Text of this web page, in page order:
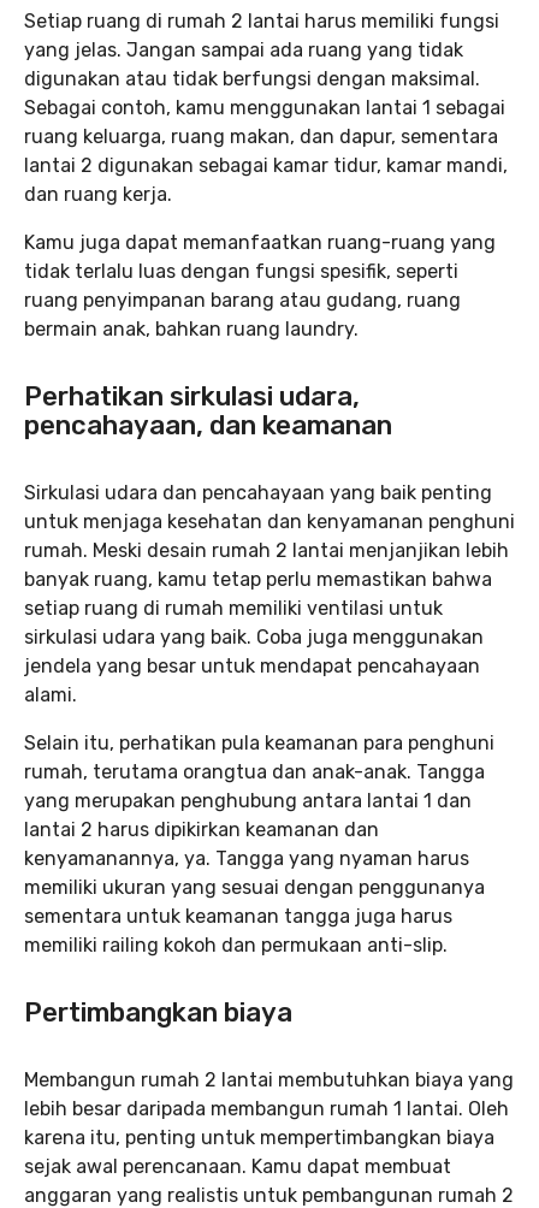
Setiap ruang di rumah 2 lantai harus memiliki fungsi
yang jelas. Jangan sampai ada ruang yang tidak
digunakan atau tidak berfungsi dengan maksimal.
Sebagai contoh, kamu menggunakan lantai 1 sebagai
ruang keluarga, ruang makan, dan dapur, sementara
lantai 2 digunakan sebagai kamar tidur, kamar mandi,
dan ruang kerja.
Kamu juga dapat memanfaatkan ruang-ruang yang
tidak terlalu luas dengan fungsi spesifik, seperti
ruang penyimpanan barang atau gudang, ruang
bermain anak, bahkan ruang laundry.
Perhatikan sirkulasi udara,
pencahayaan, dan keamanan
Sirkulasi udara dan pencahayaan yang baik penting
untuk menjaga kesehatan dan kenyamanan penghuni
rumah. Meski desain rumah 2 lantai menjanjikan lebih
banyak ruang, kamu tetap perlu memastikan bahwa
setiap ruang di rumah memiliki ventilasi untuk
sirkulasi udara yang baik. Coba juga menggunakan
jendela yang besar untuk mendapat pencahayaan
alami.
Selain itu, perhatikan pula keamanan para penghuni
rumah, terutama orangtua dan anak-anak. Tangga
yang merupakan penghubung antara lantai 1 dan
lantai 2 harus dipikirkan keamanan dan
kenyamanannya, ya. Tangga yang nyaman harus
memiliki ukuran yang sesuai dengan penggunanya
sementara untuk keamanan tangga juga harus
memiliki railing kokoh dan permukaan anti-slip.
Pertimbangkan biaya
Membangun rumah 2 lantai membutuhkan biaya yang
lebih besar daripada membangun rumah 1 lantai. Oleh
karena itu, penting untuk mempertimbangkan biaya
sejak awal perencanaan. Kamu dapat membuat
anggaran yang realistis untuk pembangunan rumah 2